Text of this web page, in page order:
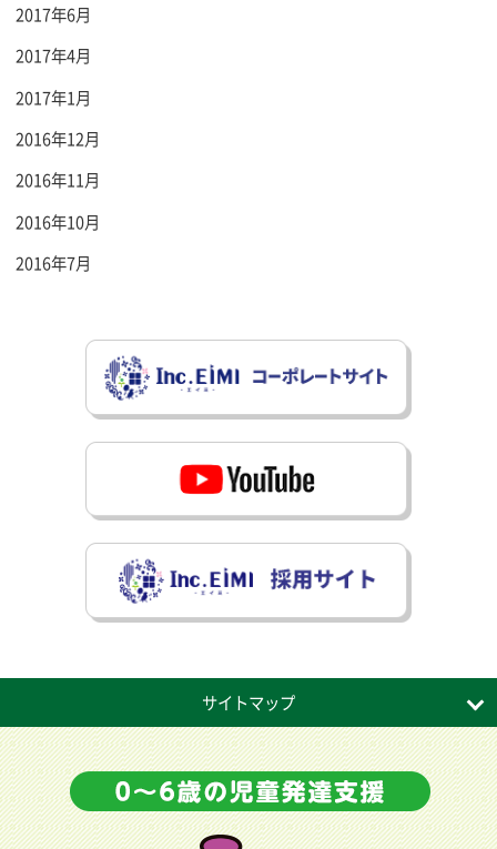
2017年6月
2017年4月
2017年1月
2016年12月
2016年11月
2016年10月
2016年7月
サイトマップ